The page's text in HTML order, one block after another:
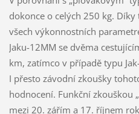
dokonce o celých 250 kg.
všech výkonnostních
Jaku-12MM se dvěma
km, zatímco v případě typu
I přesto závodní zkoušky
hodnocení. Funkční zkouškou
mezi 20. zářím a 17. říjnem